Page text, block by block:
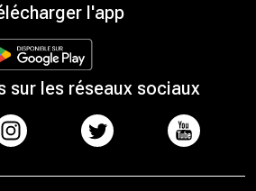
l'app
sur les réseaux sociaux